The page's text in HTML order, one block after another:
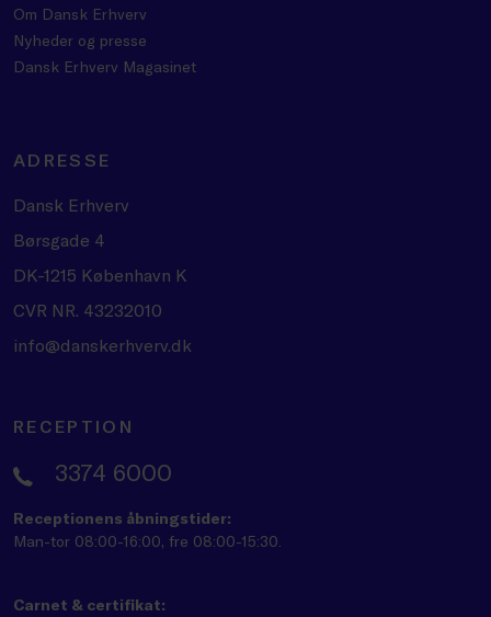
Om Dansk Erhverv
Nyheder og presse
Dansk Erhverv Magasinet
ADRESSE
Dansk Erhverv
Børsgade 4
DK-1215 København K
CVR NR. 43232010
info@danskerhverv.dk
RECEPTION
3374 6000
Receptionens åbningstider:
Man-tor 08:00-16:00, fre 08:00-15:30.
Carnet & certifikat: